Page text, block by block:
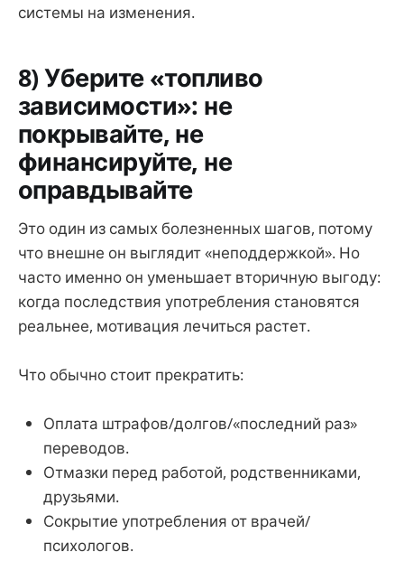
системы на изменения.
8) Уберите «топливо
зависимости»: не
покрывайте, не
финансируйте, не
оправдывайте
Это один из самых болезненных шагов, потому
что внешне он выглядит «неподдержкой». Но
часто именно он уменьшает вторичную выгоду:
когда последствия употребления становятся
реальнее, мотивация лечиться растет.
Что обычно стоит прекратить:
Оплата штрафов/долгов/«последний раз»
переводов.
Отмазки перед работой, родственниками,
друзьями.
Сокрытие употребления от врачей/
психологов.